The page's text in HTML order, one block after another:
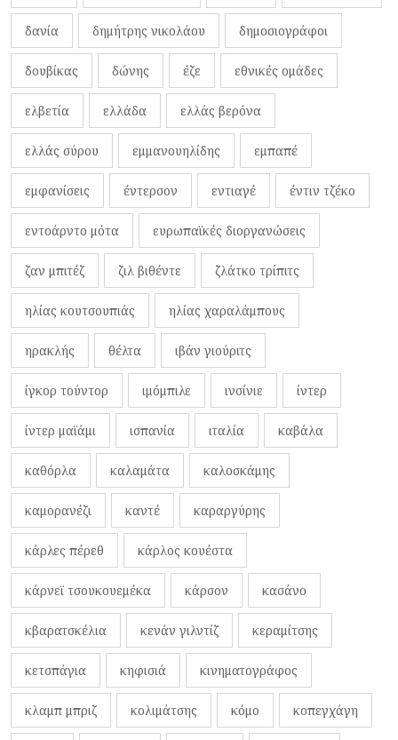
δανία δημήτρης νικολάου δημοσιογράφοι
δουβίκας δώνης έζε εθνικές ομάδες
ελβετία ελλάδα ελλάς βερόνα
ελλάς σύρου εμμανουηλίδης εμπαπέ
εμφανίσεις έντερσον εντιαγέ έντιν τζέκο
εντοάρντο μότα ευρωπαϊκές διοργανώσεις
ζαν μπιτέζ ζιλ βιθέντε ζλάτκο τρίπιτς
ηλίας κουτσουπιάς ηλίας χαραλάμπους
ηρακλής θέλτα ιβάν γιούριτς
ίγκορ τούντορ ιμόμπιλε ινσίνιε ίντερ
ίντερ μαϊάμι ισπανία ιταλία καβάλα
καθόρλα καλαμάτα καλοσκάμης
καμορανέζι καντέ καραργύρης
κάρλες πέρεθ κάρλος κουέστα
κάρνεϊ τσουκουεμέκα κάρσον κασάνο
κβαρατσκέλια κενάν γιλντίζ κεραμίτσης
κετσπάγια κηφισιά κινηματογράφος
κλαμπ μπριζ κολιμάτσης κόμο κοπεγχάγη